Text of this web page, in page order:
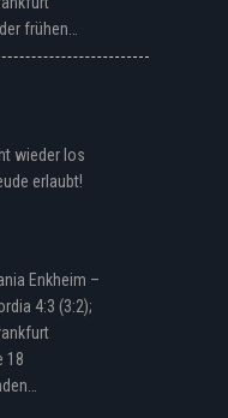
frühen…
wieder los
erlaubt!
Enkheim –
4:3 (3:2);
18